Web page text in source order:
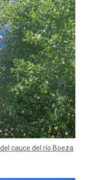
cauce del río Boeza